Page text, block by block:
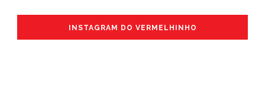
INSTAGRAM DO VERMELHINHO